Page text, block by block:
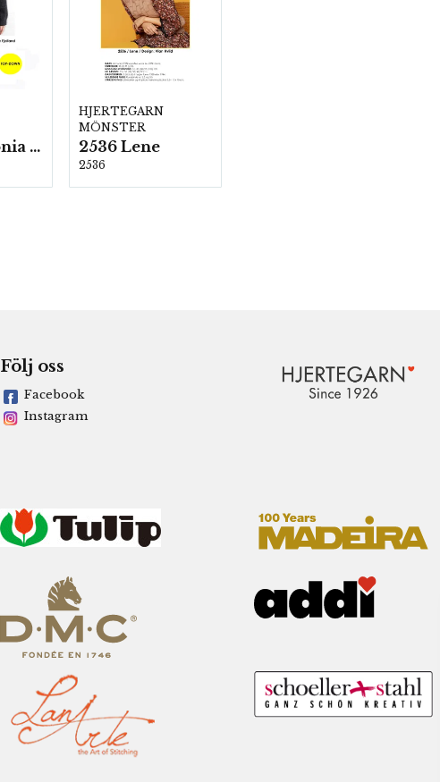
2607-Armonia och Alpaca 400
HJERTEGARN
MÖNSTER
2536 Lene
2536
Följ oss
Facebook
Instagram